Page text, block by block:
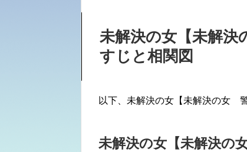
未解決の女【未解
すじと相関図
以下、未解決の女【未解決の女
未解決の女【未解決の